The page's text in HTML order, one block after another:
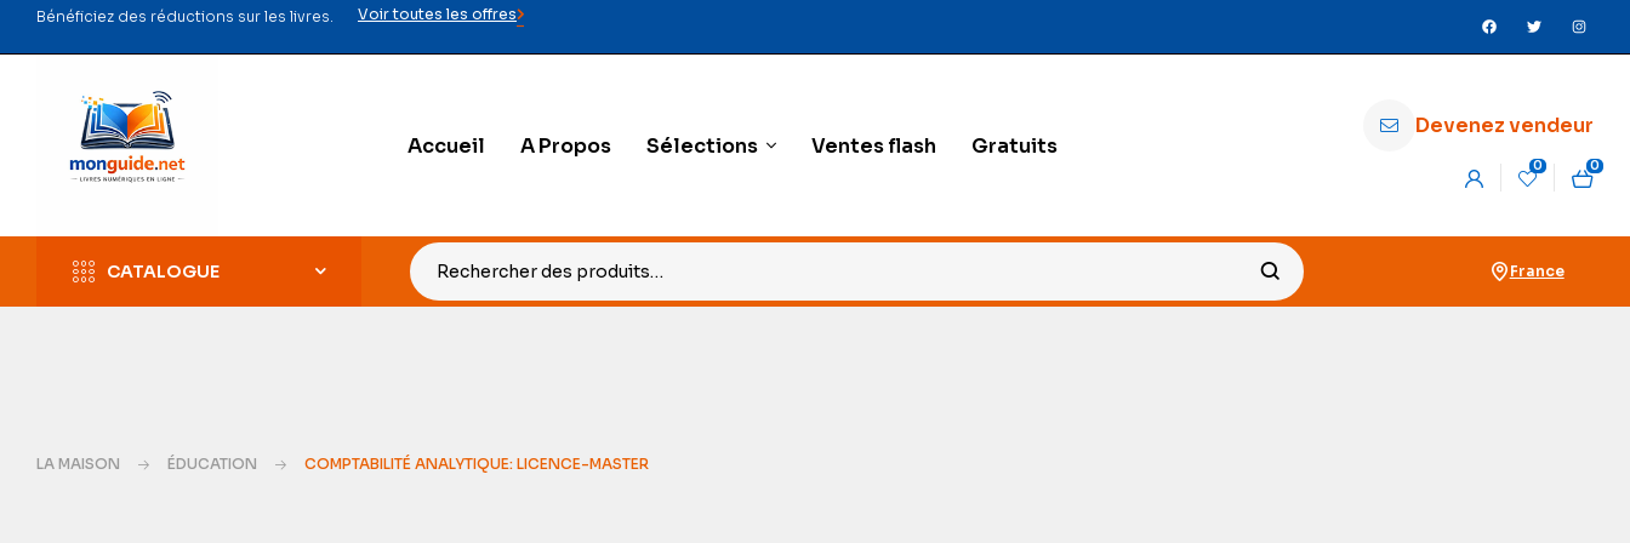
Bénéficiez des réductions sur les livres. Voir toutes les offres
Accueil A Propos Sélections Ventes flash Gratuits
Devenez vendeur
0 0
CATALOGUE France
LA MAISON ÉDUCATION COMPTABILITÉ ANALYTIQUE: LICENCE-MASTER